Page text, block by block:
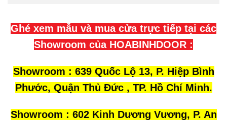
Ghé xem mẫu và mua cửa trực tiếp tại các
Showroom của HOABINHDOOR :
Showroom : 639 Quốc Lộ 13, P. Hiệp Bình
Phước, Quận Thủ Đức , TP. Hồ Chí Minh.
Showroom : 602 Kinh Dương Vương, P. An